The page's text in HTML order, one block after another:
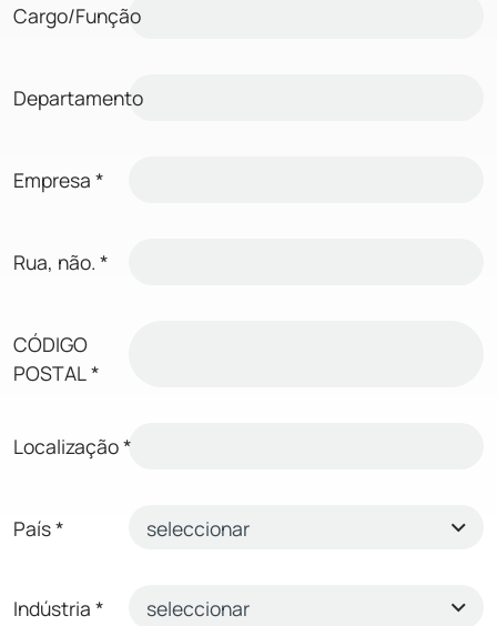
Cargo/Função
Departamento
Empresa *
Rua, não. *
CÓDIGO
POSTAL*
Localização*
País*
Indústria *